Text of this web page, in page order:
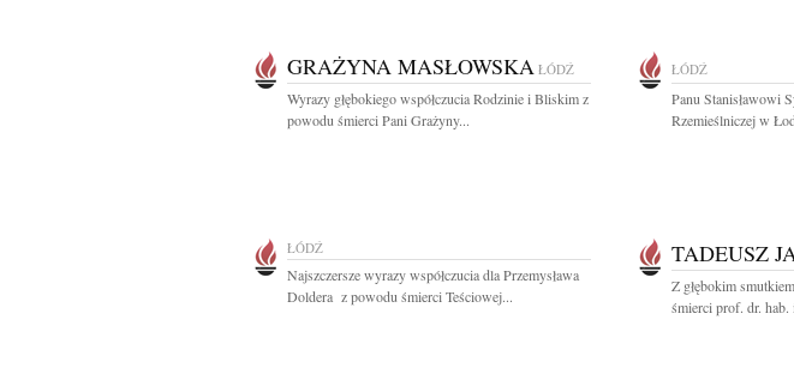
GRAŻYNA MASŁOWSKA ŁÓDŹ
Wyrazy głębokiego współczucia Rodzinie i Bliskim z
powodu śmierci Pani Grażyny...
ŁÓDŹ
Panu Stanisławowi
Rzemieślniczej w
ŁÓDŹ
Najszczersze wyrazy współczucia dla Przemysława
Doldera z powodu śmierci Teściowej...
TADEUSZ
Z głębokim
śmierci prof. dr. hab.